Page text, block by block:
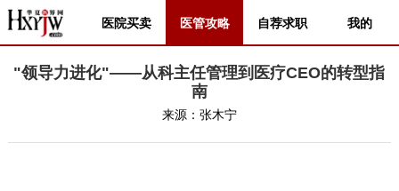
医院买卖 医管攻略 自荐求职 我的
"领导力进化"——从科主任管理到医疗CEO的转型指
南
来源： 张木宁